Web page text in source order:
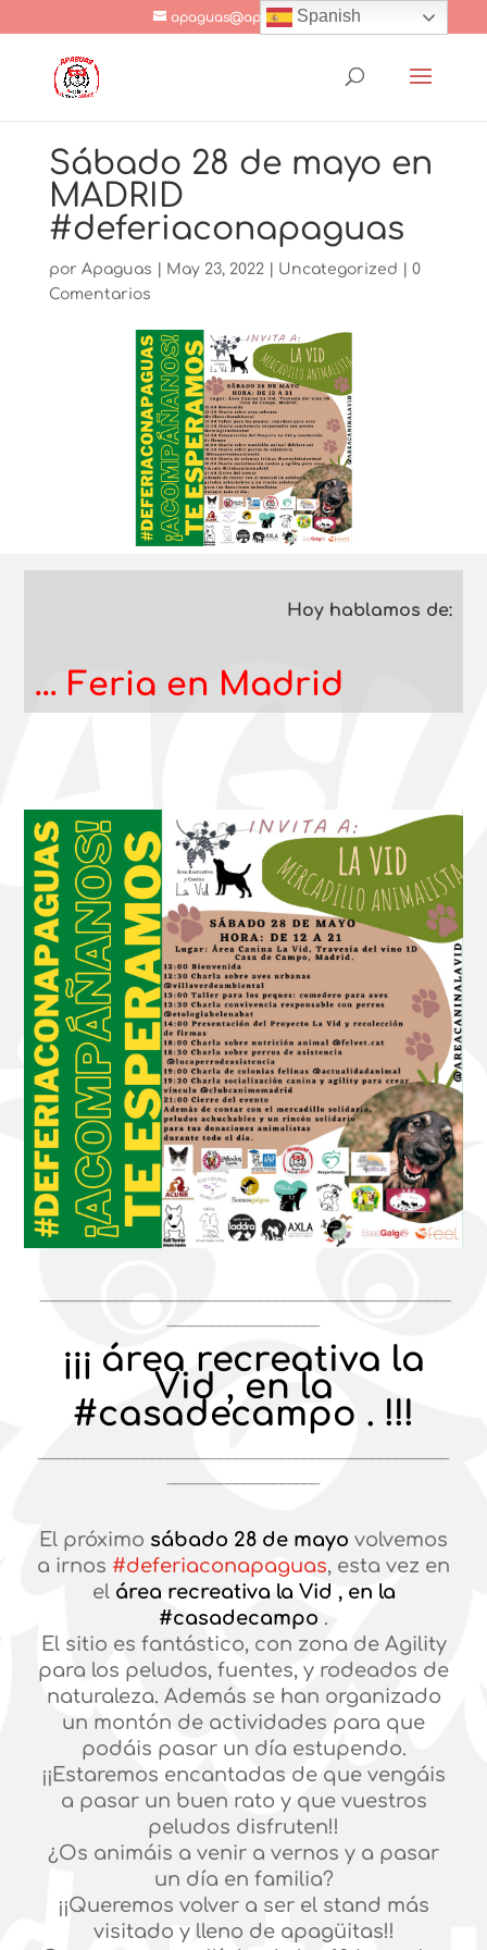
apaguas@apaguas.com
Sábado 28 de mayo en
MADRID
#deferiaconapaguas
por Apaguas May 23, 2022| Uncategorized
0
Comentarios
Hoy hablamos de:
… Feria en Madrid
¡¡¡ área recreativa la
Vid , en la
#casadecampo . !!!
El próximo sábado 28 de mayo volvemos
a irnos #deferiaconapaguas, esta vez en
el área recreativa la Vid , en la
#casadecampo .
El sitio es fantástico, con zona de Agility
para los peludos, fuentes, y rodeados de
naturaleza. Además se han organizado
un montón de actividades para que
podáis pasar un día estupendo.
¡¡Estaremos encantadas de que vengáis
a pasar un buen rato y que vuestros
peludos disfruten!!
¿Os animáis a venir a vernos y a pasar
un día en familia?
¡¡Queremos volver a ser el stand más
visitado y lleno de apagüitas!!
Spanish